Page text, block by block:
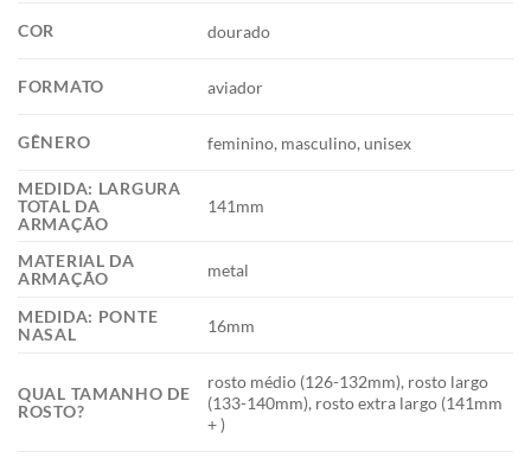
COR dourado
FORMATO aviador
GÊNERO feminino, masculino, unisex
MEDIDA: LARGURA
TOTAL DA
ARMAÇÃO
141mm
MATERIAL DA
ARMAÇÃO
metal
MEDIDA: PONTE
NASAL
16mm
QUAL TAMANHO DE
ROSTO?
rosto médio (126-132mm), rosto largo
(133-140mm), rosto extra largo (141mm
+ )